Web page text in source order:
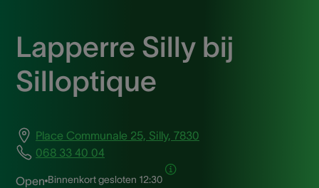
Lapperre Silly bij
Silloptique
Place Communale 25, Silly, 7830
068 33 40 04
Open Binnenkort gesloten 12:30